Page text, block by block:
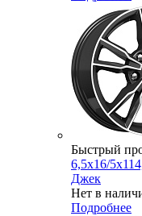
Быстрый
6,5x16/
Джек
Нет в
Подробнее